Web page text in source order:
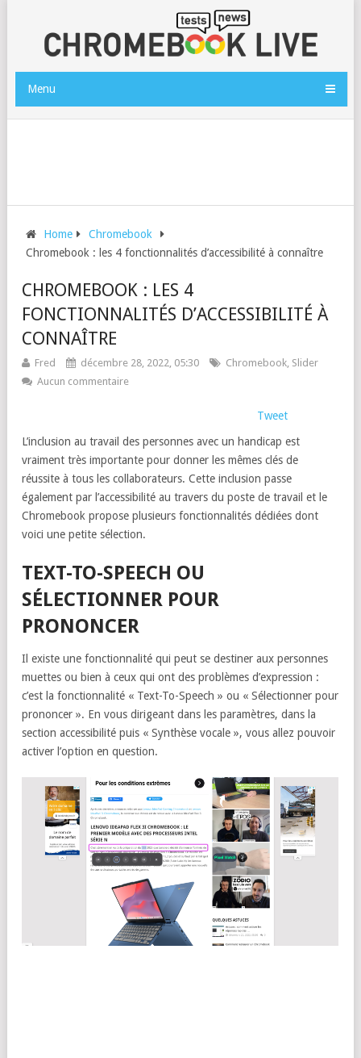
Menu
Home
Chromebook
Chromebook : les 4 fonctionnalités d’accessibilité à connaître
CHROMEBOOK : LES 4
FONCTIONNALITÉS D’ACCESSIBILITÉ À
CONNAÎTRE
Fred décembre 28, 2022, 05:30 Chromebook, Slider
Aucun commentaire
Tweet
L’inclusion au travail des personnes avec un handicap est
vraiment très importante pour donner les mêmes clés de
réussite à tous les collaborateurs. Cette inclusion passe
également par l’accessibilité au travers du poste de travail et le
Chromebook propose plusieurs fonctionnalités dédiées dont
voici une petite sélection.
TEXT-TO-SPEECH OU
SÉLECTIONNER POUR
PRONONCER
Il existe une fonctionnalité qui peut se destiner aux personnes
muettes ou bien à ceux qui ont des problèmes d’expression :
c’est la fonctionnalité « Text-To-Speech » ou « Sélectionner pour
prononcer ». En vous dirigeant dans les paramètres, dans la
section accessibilité puis « Synthèse vocale », vous allez pouvoir
activer l’option en question.